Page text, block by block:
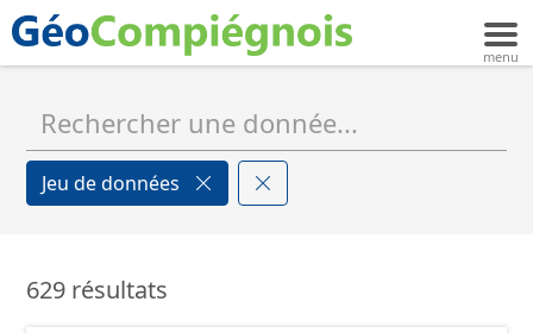
Jeu de données
629 résultats